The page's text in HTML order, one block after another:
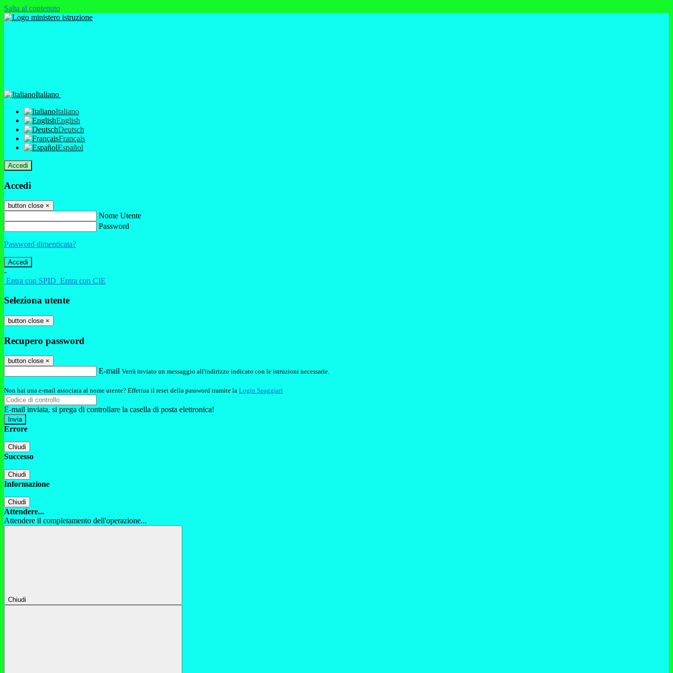
Salta al contenuto
Italiano
Italiano
English
Deutsch
Français
Español
Accedi
Accedi
button close ×
Nome Utente
Password
Password dimenticata?
-
Entra con SPID Entra con CIE
Seleziona utente
button close ×
Recupero password
button close ×
E-mail Verrà inviato un messaggio all'indirizzo indicato con le istruzioni necessarie.
Non hai una e-mail associata al nome utente? Effettua il reset della password tramite la Login Spaggiari
E-mail inviata, si prega di controllare la casella di posta elettronica!
Errore
Chiudi
Successo
Chiudi
Informazione
Chiudi
Attendere...
Attendere il completamento dell'operazione...
Chiudi